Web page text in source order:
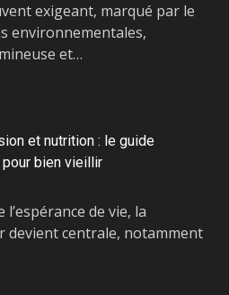
exigeant, marqué par le
environnementales,
et…
et nutrition : le guide
bien vieillir
de vie, la
devient centrale, notamment